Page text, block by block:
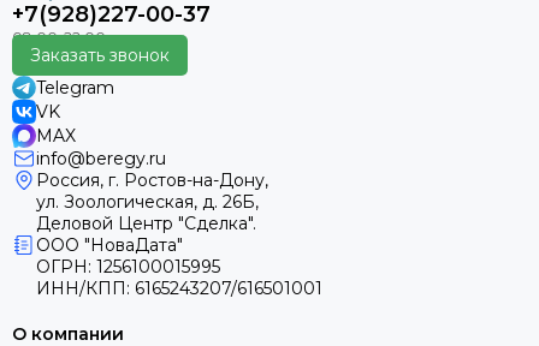
+7(928)227-00-37
Заказать звонок
Telegram
VK
MAX
info@beregy.ru
Россия, г. Ростов-на-Дону,
ул. Зоологическая, д. 26Б,
Деловой Центр "Сделка".
ООО "НоваДата"
ОГРН: 1256100015995
ИНН/КПП: 6165243207/616501001
О компании